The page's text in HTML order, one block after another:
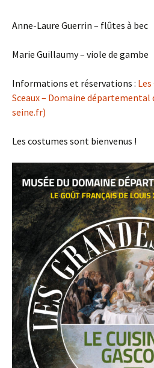
Anne-Laure Guerrin – flûtes à bec
Marie Guillaumy – viole de gambe
Informations et réservations :
Sceaux – Domaine départemental
seine.fr)
Les costumes sont bienvenus !